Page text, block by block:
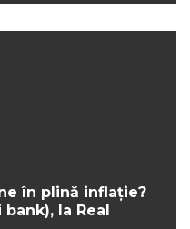
în plină inflație?
la Real